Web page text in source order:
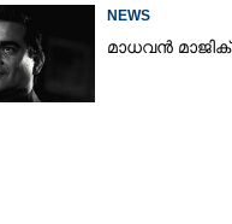
NEWS
മാധവൻ മാജിക്